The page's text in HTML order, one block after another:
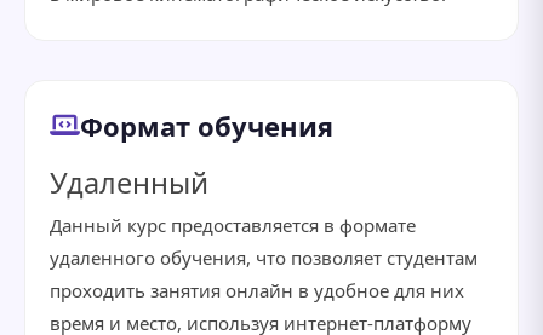
Формат обучения
Удаленный
Данный курс предоставляется в формате
удаленного обучения, что позволяет студентам
проходить занятия онлайн в удобное для них
время и место, используя интернет-платформу